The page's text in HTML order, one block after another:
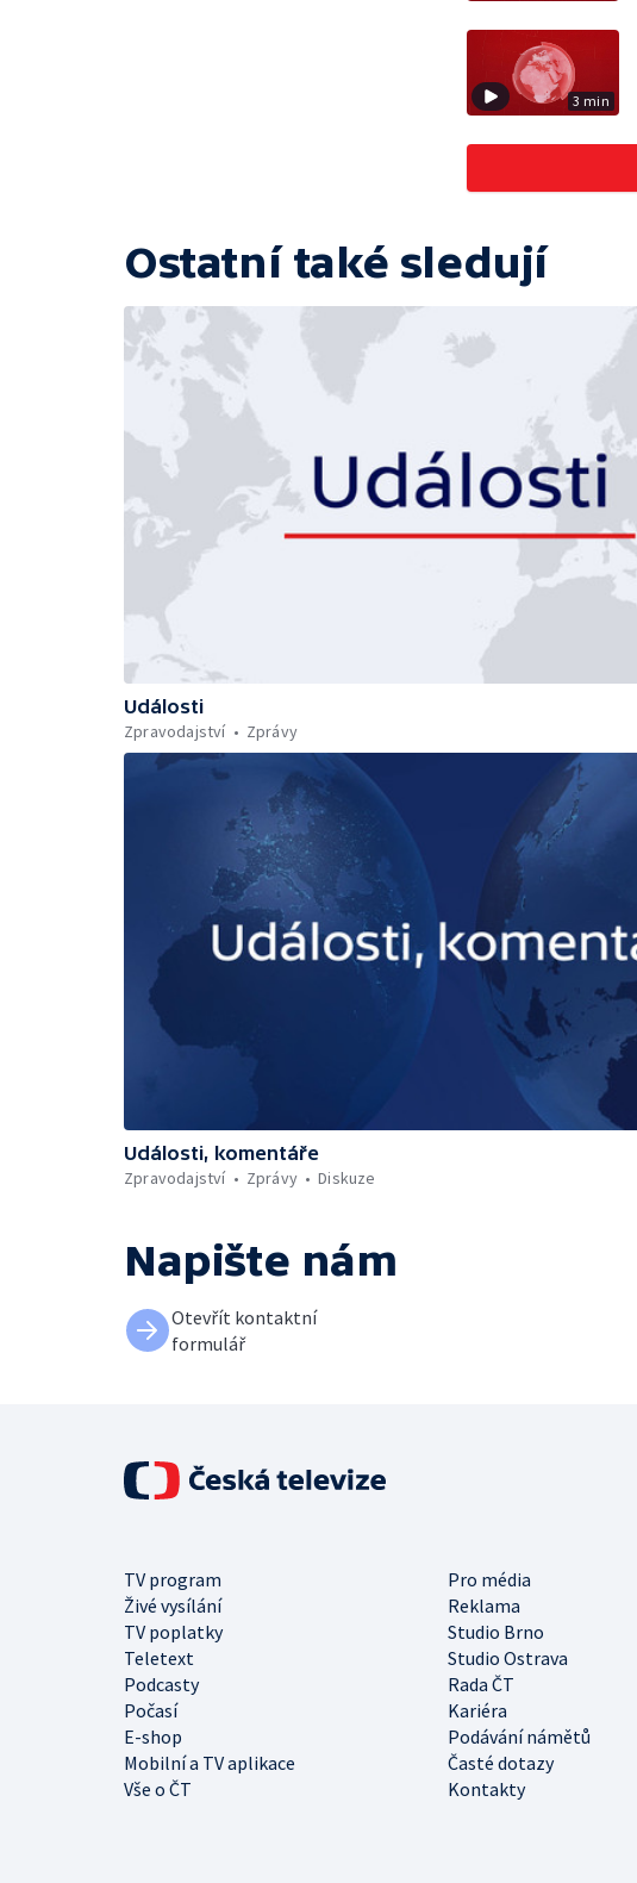
3 min
Ostatní také sledují
Události
Zpravodajství
Zprávy
Události, komentáře
Zpravodajství
Zprávy Diskuze
Napište nám
Otevřít kontaktní
formulář
TV program
Pro média
Živé vysílání
Reklama
TV poplatky
Studio Brno
Teletext
Studio Ostrava
Podcasty
Rada ČT
Počasí
Kariéra
E-shop
Podávání námětů
Mobilní a TV aplikace
Časté dotazy
Vše o ČT
Kontakty